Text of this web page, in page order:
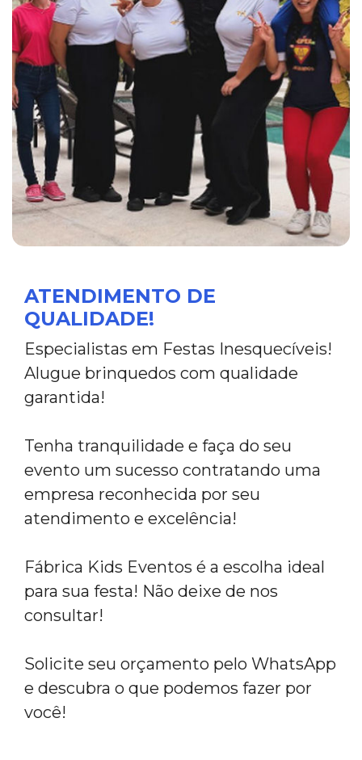
ATENDIMENTO DE
QUALIDADE!
Especialistas em Festas Inesquecíveis!
Alugue brinquedos com qualidade
garantida!
Tenha tranquilidade e faça do seu
evento um sucesso contratando uma
empresa reconhecida por seu
atendimento e excelência!
Fábrica Kids Eventos é a escolha ideal
para sua festa! Não deixe de nos
consultar!
Solicite seu orçamento pelo WhatsApp
e descubra o que podemos fazer por
você!